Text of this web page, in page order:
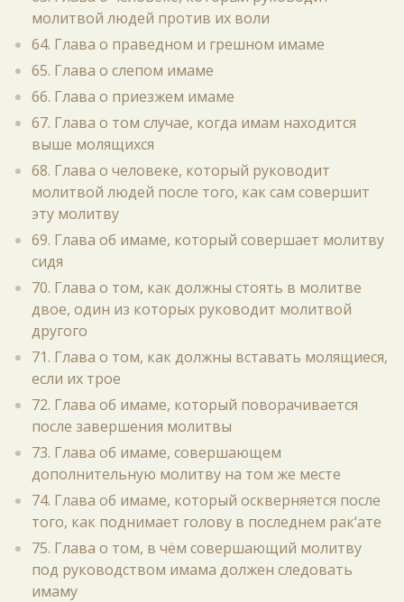
молитвой людей против их воли
64. Глава о праведном и грешном имаме
65. Глава о слепом имаме
66. Глава о приезжем имаме
67. Глава о том случае, когда имам находится
выше молящихся
68. Глава о человеке, который руководит
молитвой людей после того, как сам совершит
эту молитву
69. Глава об имаме, который совершает молитву
сидя
70. Глава о том, как должны стоять в молитве
двое, один из которых руководит молитвой
другого
71. Глава о том, как должны вставать молящиеся,
если их трое
72. Глава об имаме, который поворачивается
после завершения молитвы
73. Глава об имаме, совершающем
дополнительную молитву на том же месте
74. Глава об имаме, который оскверняется после
того, как поднимает голову в последнем рак‘ате
75. Глава о том, в чём совершающий молитву
под руководством имама должен следовать
имаму